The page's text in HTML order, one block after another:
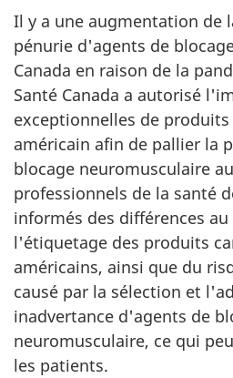
Il y a une augmentation de
pénurie d'agents de
Canada en raison de la
Santé Canada a autorisé
exceptionnelles de
américain afin de pallier la
blocage neuromusculaire
professionnels de la santé
informés des différences
l'étiquetage des produits
américains, ainsi que du
causé par la sélection et
inadvertance d'agents de
neuromusculaire, ce qui
les patients.